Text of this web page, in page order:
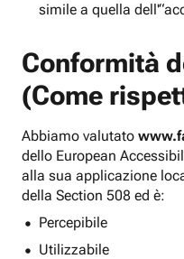
simile a quella
Conformità
(Come
Abbiamo valutato
dello European
alla sua applicazione
della Section 508 ed è:
Percepibile
Utilizzabile